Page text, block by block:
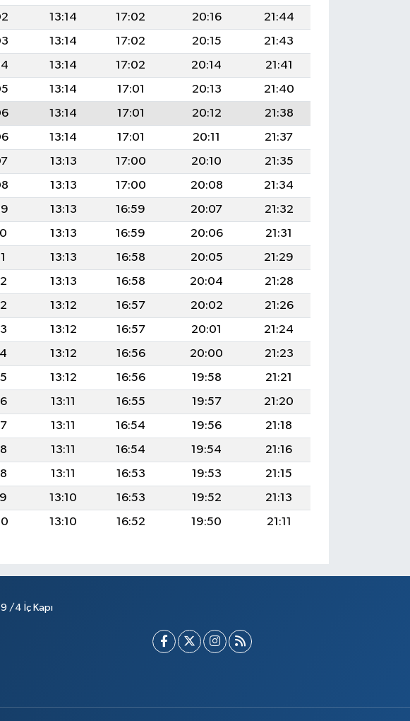
13:14 17:02 20:16
21:44
13:14 17:02 20:15
21:43
13:14 17:02 20:14
21:41
13:14 17:01 20:13
21:40
13:14 17:01 20:12
21:38
13:14 17:01 20:11
21:37
13:13 17:00 20:10
21:35
13:13 17:00 20:08
21:34
13:13 16:59 20:07
21:32
13:13 16:59 20:06
21:31
13:13 16:58 20:05
21:29
13:13 16:58 20:04
21:28
13:12 16:57 20:02
21:26
13:12 16:57 20:01
21:24
13:12 16:56 20:00
21:23
13:12 16:56 19:58
21:21
13:11 16:55 19:57
21:20
13:11 16:54 19:56
21:18
13:11 16:54 19:54
21:16
13:11 16:53 19:53
21:15
13:10 16:53 19:52
21:13
13:10 16:52 19:50 21:11
/4 İç Kapı